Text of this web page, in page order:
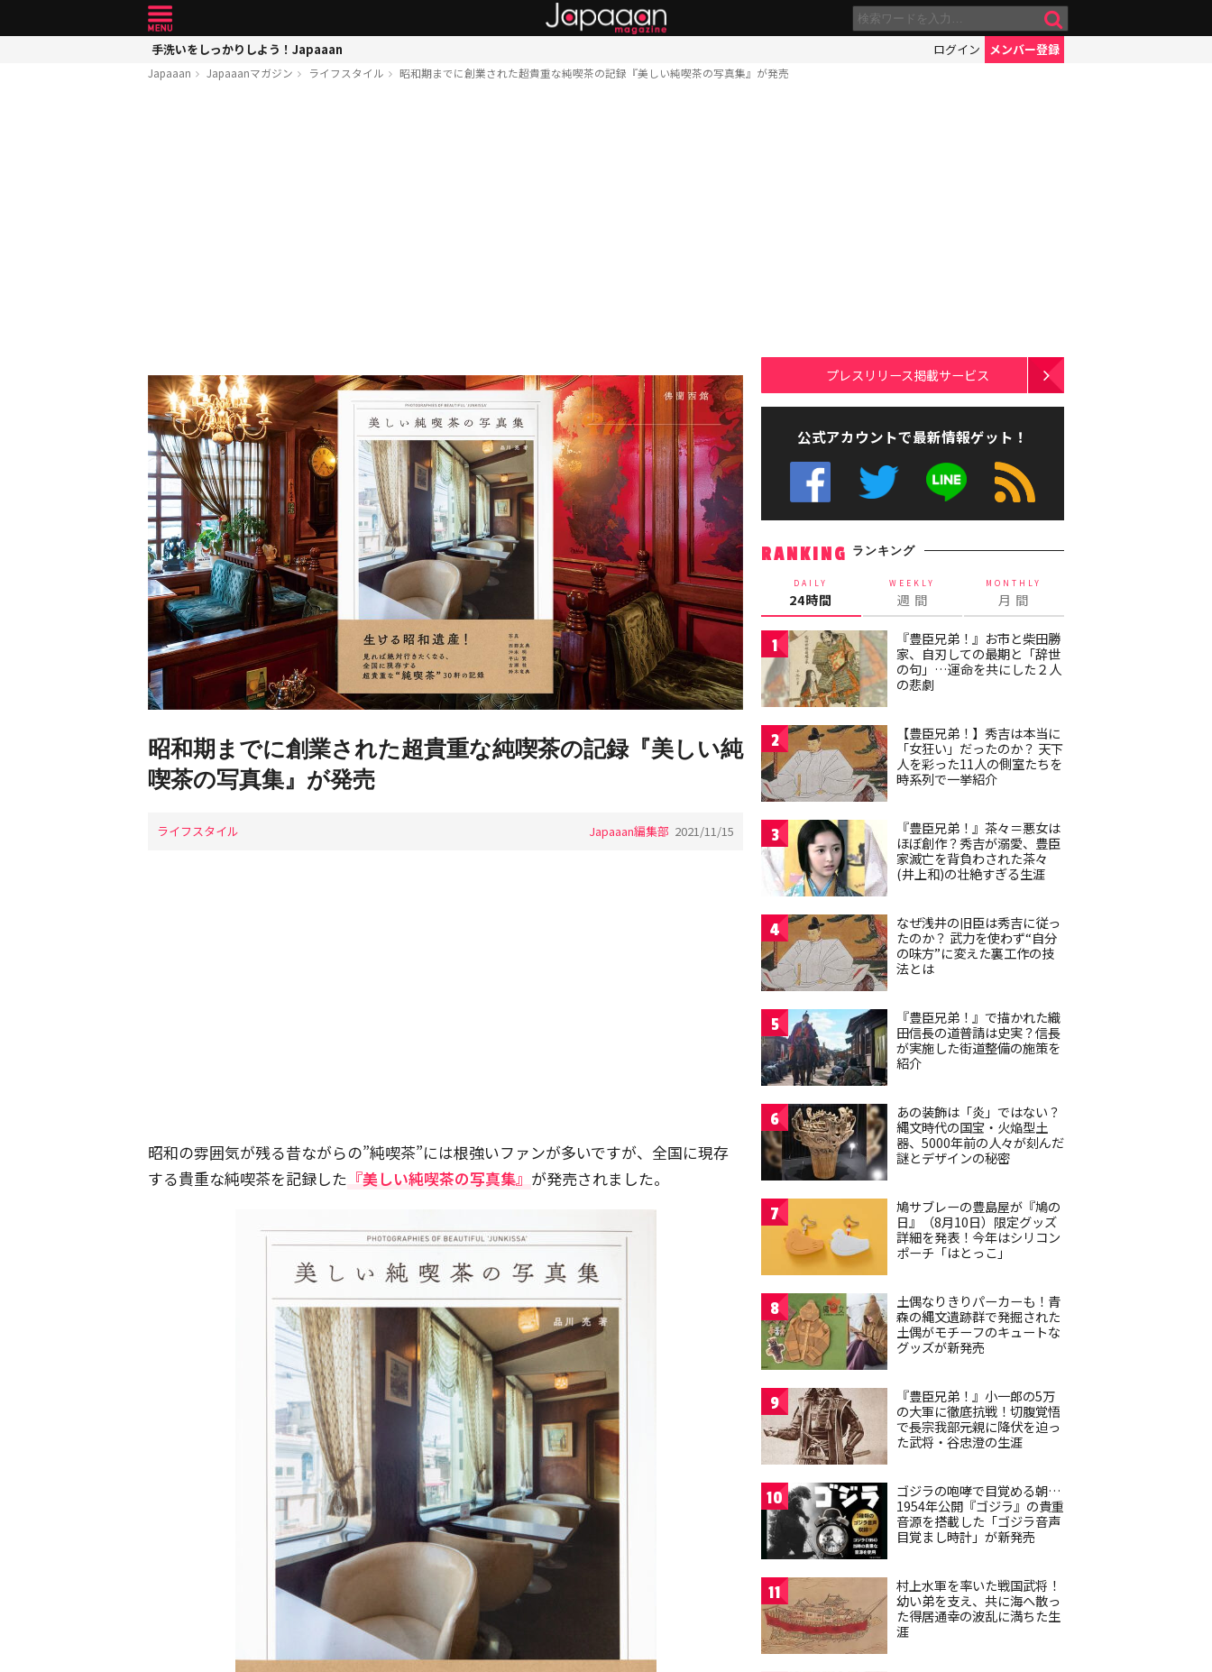
手洗いをしっかりしよう！Japaaan ログイン メンバー登録
Japaaan Japaaanマガジン ライフスタイル 昭和期までに創業された超貴重な純喫茶の記録『美しい純喫茶の写真集』が発売
昭和期までに創業された超貴重な純喫茶の記録『美しい純
喫茶の写真集』が発売
ライフスタイル Japaaan編集部 2021/11/15
昭和の雰囲気が残る昔ながらの”純喫茶”には根強いファンが多いですが、全国に現存
する貴重な純喫茶を記録した 『美しい純喫茶の写真集』 が発売されました。
プレスリリース掲載サービス
公式アカウントで最新情報ゲット！
RANKING ランキング
DAILY
24時間
WEEKLY
週 間
MONTHLY
月 間
1
『豊臣兄弟！』お市と柴田勝
家、自刃しての最期と「辞世
の句」…運命を共にした２人
の悲劇
2
【豊臣兄弟！】秀吉は本当に
「女狂い」だったのか？ 天下
人を彩った11人の側室たちを
時系列で一挙紹介
3
『豊臣兄弟！』茶々＝悪女は
ほぼ創作？秀吉が溺愛、豊臣
家滅亡を背負わされた茶々
(井上和)の壮絶すぎる生涯
4
なぜ浅井の旧臣は秀吉に従っ
たのか？ 武力を使わず“自分
の味方”に変えた裏工作の技
法とは
5
『豊臣兄弟！』で描かれた織
田信長の道普請は史実？信長
が実施した街道整備の施策を
紹介
6
あの装飾は「炎」ではない？
縄文時代の国宝・火焔型土
器、5000年前の人々が刻んだ
謎とデザインの秘密
7
鳩サブレーの豊島屋が『鳩の
日』（8月10日）限定グッズ
詳細を発表！今年はシリコン
ポーチ「はとっこ」
8
土偶なりきりパーカーも！青
森の縄文遺跡群で発掘された
土偶がモチーフのキュートな
グッズが新発売
9
『豊臣兄弟！』小一郎の5万
の大軍に徹底抗戦！切腹覚悟
で長宗我部元親に降伏を迫っ
た武将・谷忠澄の生涯
10
ゴジラの咆哮で目覚める朝…
1954年公開『ゴジラ』の貴重
音源を搭載した「ゴジラ音声
目覚まし時計」が新発売
11
村上水軍を率いた戦国武将！
幼い弟を支え、共に海へ散っ
た得居通幸の波乱に満ちた生
涯